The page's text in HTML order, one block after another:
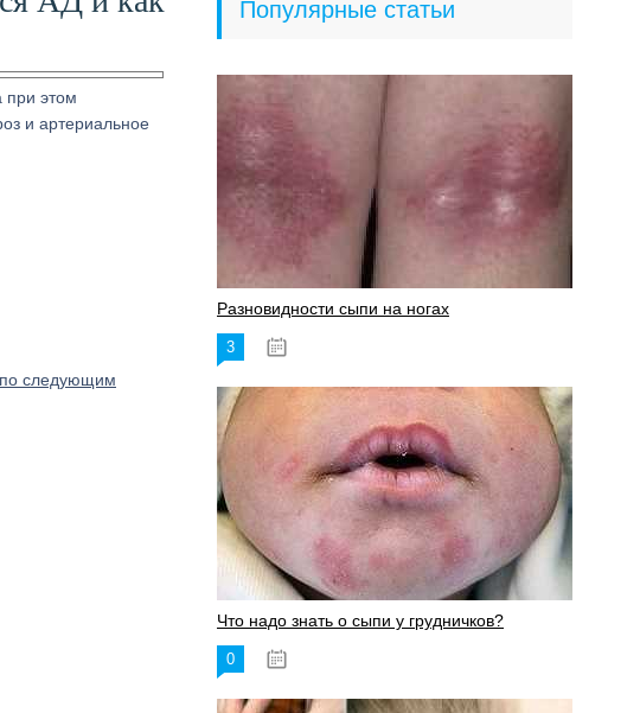
при этом
и артериальное
по следующим
Популярные статьи
Разновидности сыпи на ногах
3
Что надо знать о сыпи у грудничков?
0